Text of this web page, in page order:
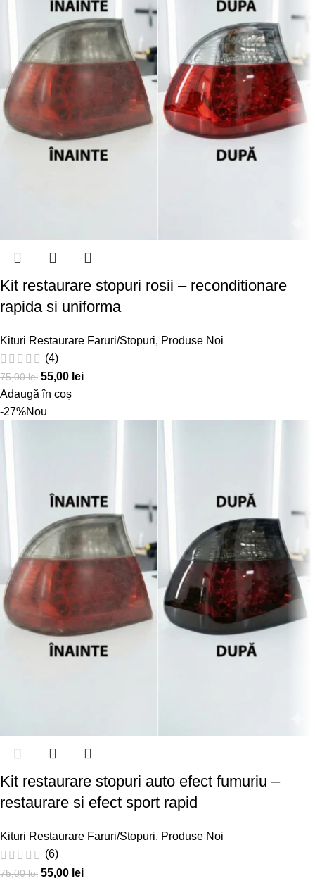
Kit restaurare stopuri rosii – reconditionare
rapida si uniforma
Kituri Restaurare Faruri/Stopuri, Produse Noi
(4)
75,00lei 55,00 lei
Adaugă în coș
-27%Nou
Kit restaurare stopuri auto efect fumuriu –
restaurare si efect sport rapid
Kituri Restaurare Faruri/Stopuri, Produse Noi
(6)
75,00lei 55,00 lei